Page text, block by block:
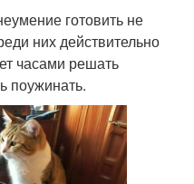
готовить не
них действительно
часами решать
поужинать.